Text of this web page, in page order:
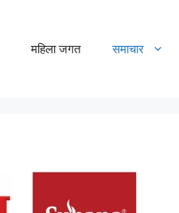
महिला जगत समाचार